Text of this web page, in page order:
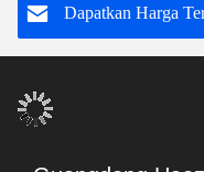
Dapatkan Harga